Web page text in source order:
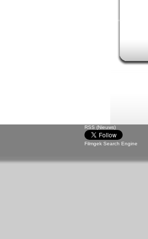
RSS (Nieuws)
Filmgek Search Engine